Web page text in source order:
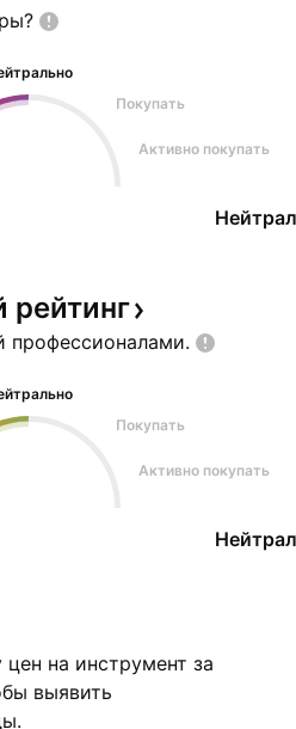
Покупать
Активно покупать
рейтинг
профессионалами.
Покупать
Активно покупать
на инструмент за
выявить